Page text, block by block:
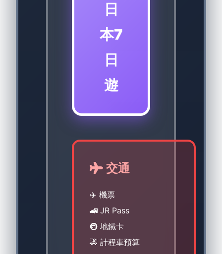
日
本7
日
遊
交通
✈️ 機票
🚄 JR Pass
🚇 地鐵卡
🚕 計程車預算